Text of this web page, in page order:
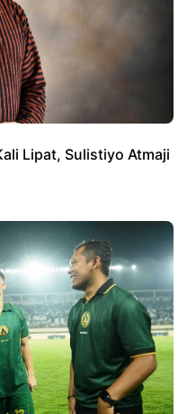
Lipat, Sulistiyo Atmaji